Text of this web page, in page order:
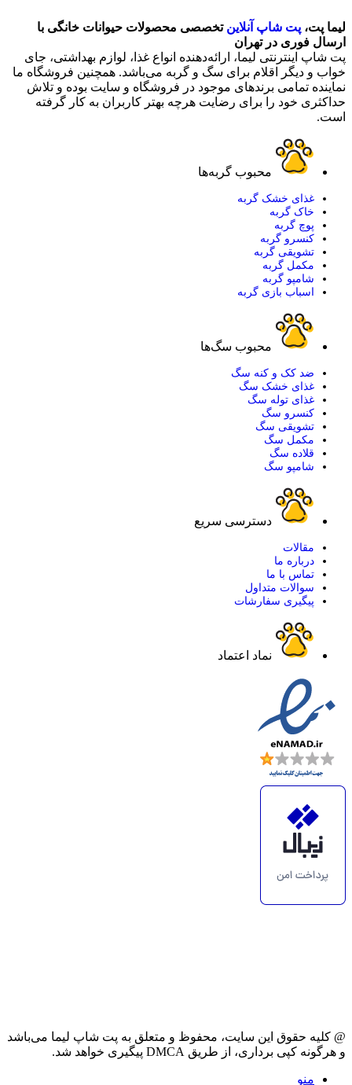
لیما پت، پت شاپ آنلاین تخصصی محصولات حیوانات خانگی با
ارسال فوری در تهران
پت شاپ اینترنتی لیما، ارائه‌دهنده انواع غذا، لوازم بهداشتی، جای
خواب و دیگر اقلام برای سگ و گربه می‌باشد. همچنین فروشگاه ما
نماینده تمامی برندهای موجود در فروشگاه و سایت بوده و تلاش
حداکثری خود را برای رضایت هرچه بهتر کاربران به کار گرفته
است.
محبوب گربه‌ها
غذای خشک گربه
خاک گربه
پوچ گربه
کنسرو گربه
تشویقی گربه
مکمل گربه
شامپو گربه
اسباب بازی گربه
محبوب سگ‌ها
ضد کک و کنه سگ
غذای خشک سگ
غذای توله سگ
کنسرو سگ
تشویقی سگ
مکمل سگ
قلاده سگ
شامپو سگ
دسترسی سریع
مقالات
درباره ما
تماس با ما
سوالات متداول
پیگیری سفارشات
نماد اعتماد
@ کلیه حقوق این سایت، محفوظ و متعلق به پت شاپ لیما می‌باشد
و هرگونه کپی برداری، از طریق DMCA پیگیری خواهد شد.
منو